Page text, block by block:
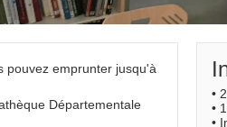
pouvez emprunter jusqu'à
Départementale
•
•
•